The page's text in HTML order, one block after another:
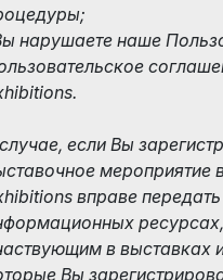
нарушаете наше
если Вы
мероприятие
вправе
в выставках
Вы